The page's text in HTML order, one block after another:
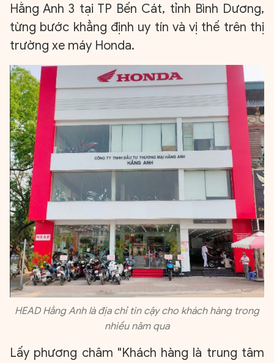
Hằng Anh 3 tại TP Bến Cát, tỉnh Bình Dương,
từng bước khẳng định uy tín và vị thế trên thị
trường xe máy Honda.
HEAD Hằng Anh là địa chỉ tin cậy cho khách hàng trong
nhiều năm qua
Lấy phương châm "Khách hàng là trung tâm